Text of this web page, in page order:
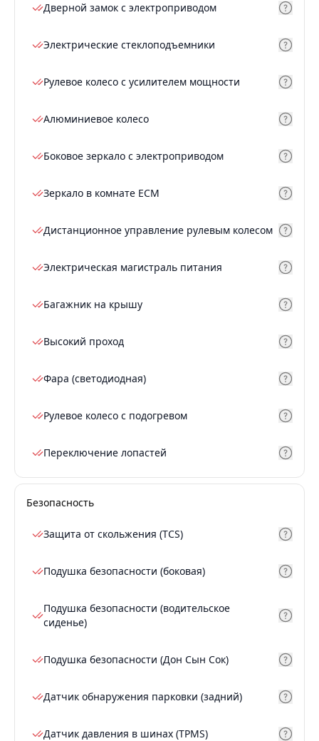
Дверной замок с электроприводом
Электрические стеклоподъемники
Рулевое колесо с усилителем мощности
Алюминиевое колесо
Боковое зеркало с электроприводом
Зеркало в комнате ECM
Дистанционное управление рулевым колесом
Электрическая магистраль питания
Багажник на крышу
Высокий проход
Фара (светодиодная)
Рулевое колесо с подогревом
Переключение лопастей
Безопасность
Защита от скольжения (TCS)
Подушка безопасности (боковая)
Подушка безопасности (водительское
сиденье)
Подушка безопасности (Дон Сын Сок)
Датчик обнаружения парковки (задний)
Датчик давления в шинах (TPMS)